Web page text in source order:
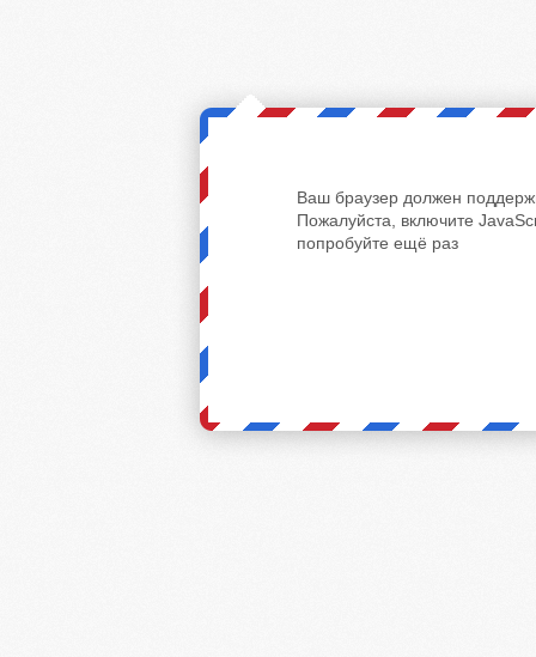
Ваш браузер должен
Пожалуйста, включите
попробуйте ещё раз